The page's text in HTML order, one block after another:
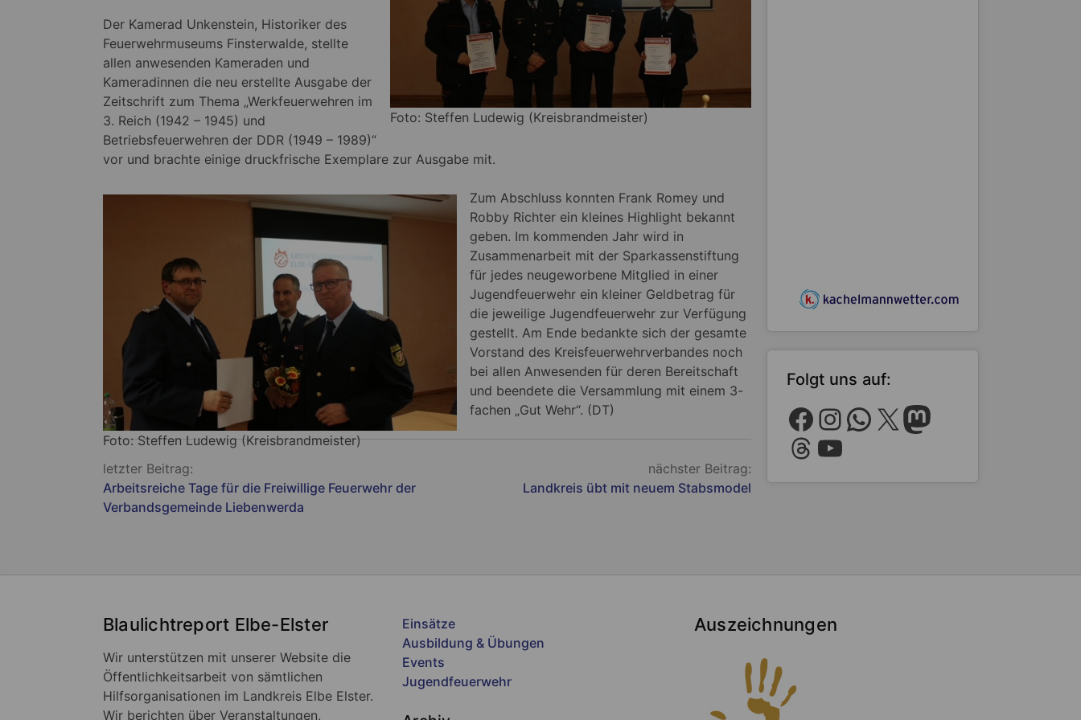
Foto: Steffen Ludewig (Kreisbrandmeister)
Der Kamerad Unkenstein, Historiker des
Feuerwehrmuseums Finsterwalde, stellte
allen anwesenden Kameraden und
Kameradinnen die neu erstellte Ausgabe der
Zeitschrift zum Thema „Werkfeuerwehren im
3. Reich (1942 – 1945) und
Betriebsfeuerwehren der DDR (1949 – 1989)“
vor und brachte einige druckfrische Exemplare zur Ausgabe mit.
Foto: Steffen Ludewig (Kreisbrandmeister)
Zum Abschluss konnten Frank Romey und
Robby Richter ein kleines Highlight bekannt
geben. Im kommenden Jahr wird in
Zusammenarbeit mit der Sparkassenstiftung
für jedes neugeworbene Mitglied in einer
Jugendfeuerwehr ein kleiner Geldbetrag für
die jeweilige Jugendfeuerwehr zur Verfügung
gestellt. Am Ende bedankte sich der gesamte
Vorstand des Kreisfeuerwehrverbandes noch
bei allen Anwesenden für deren Bereitschaft
und beendete die Versammlung mit einem 3-
fachen „Gut Wehr“. (DT)
Beitragsnavigation
letzter Beitrag:
Arbeitsreiche Tage für die Freiwillige Feuerwehr der
Verbandsgemeinde Liebenwerda
nächster Beitrag:
Landkreis übt mit neuem Stabsmodel
Folgt uns auf:
Facebook
Instagram
WhatsApp
X Mastodon
Threads
YouTube
Blaulichtreport Elbe-Elster
Wir unterstützen mit unserer Website die
Öffentlichkeitsarbeit von sämtlichen
Hilfsorganisationen im Landkreis Elbe Elster.
Wir berichten über Veranstaltungen,
Einsätze
Ausbildung & Übungen
Events
Jugendfeuerwehr
Auszeichnungen